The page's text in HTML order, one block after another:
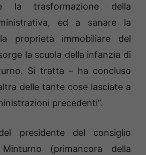
la trasformazione della
ed a sanare la
proprietà immobiliare del
la scuola della infanzia di
Si tratta – ha concluso
delle tante cose lasciate a
precedenti”.
presidente del consiglio
(primancora della